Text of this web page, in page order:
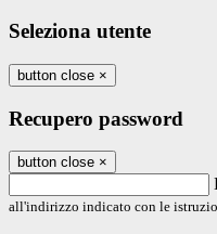
Seleziona utente
button close ×
Recupero password
button close ×
all'indirizzo indicato con le